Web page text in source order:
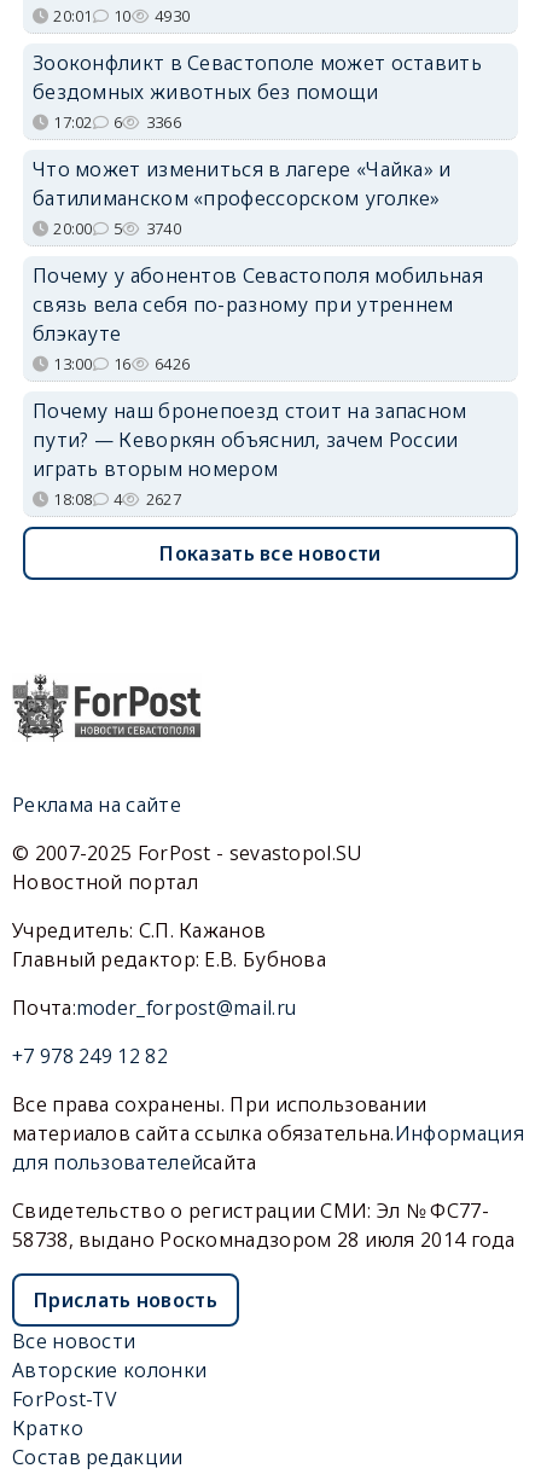
20:01 10 4930
Зооконфликт в Севастополе может оставить
бездомных животных без помощи
17:02 6 3366
Что может измениться в лагере «Чайка» и
батилиманском «профессорском уголке»
20:00 5 3740
Почему у абонентов Севастополя мобильная
связь вела себя по-разному при утреннем
блэкауте
13:00 16 6426
Почему наш бронепоезд стоит на запасном
пути? — Кеворкян объяснил, зачем России
играть вторым номером
18:08 4 2627
Показать все новости
Реклама на сайте
© 2007-2025 ForPost - sevastopol.SU
Новостной портал
Учредитель: С.П. Кажанов
Главный редактор: Е.В. Бубнова
Почта:moder_forpost@mail.ru
+7 978 249 12 82
Все права сохранены. При использовании
материалов сайта ссылка обязательна.Информация
для пользователейсайта
Свидетельство о регистрации СМИ: Эл № ФС77-
58738, выдано Роскомнадзором 28 июля 2014 года
Прислать новость
Все новости
Авторские колонки
ForPost-TV
Кратко
Состав редакции